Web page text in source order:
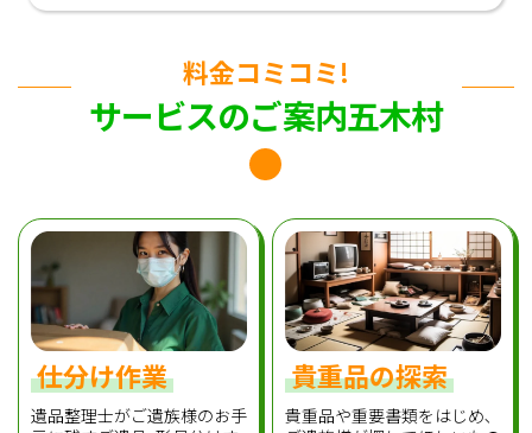
料金コミコミ!
サービスのご案内五木村
仕分け作業
遺品整理士がご遺族様のお手
貴重品の探索
貴重品や重要書類をはじめ､